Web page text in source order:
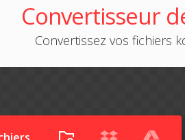
Convertisseur
Convertissez vos fichiers